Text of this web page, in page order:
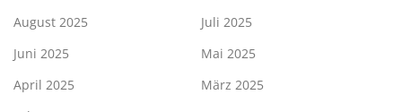
August 2025
Juli 2025
Juni 2025
Mai 2025
April 2025
März 2025